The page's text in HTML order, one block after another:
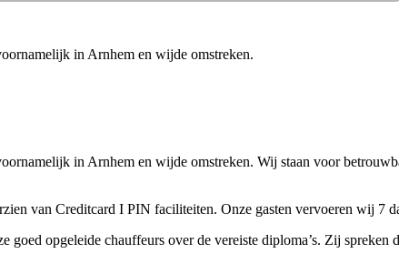
in Arnhem en wijde omstreken.
in Arnhem en wijde omstreken. Wij staan voor
van Creditcard I PIN faciliteiten. Onze gasten vervoeren wij 7
goed opgeleide chauffeurs over de vereiste diploma’s. Zij